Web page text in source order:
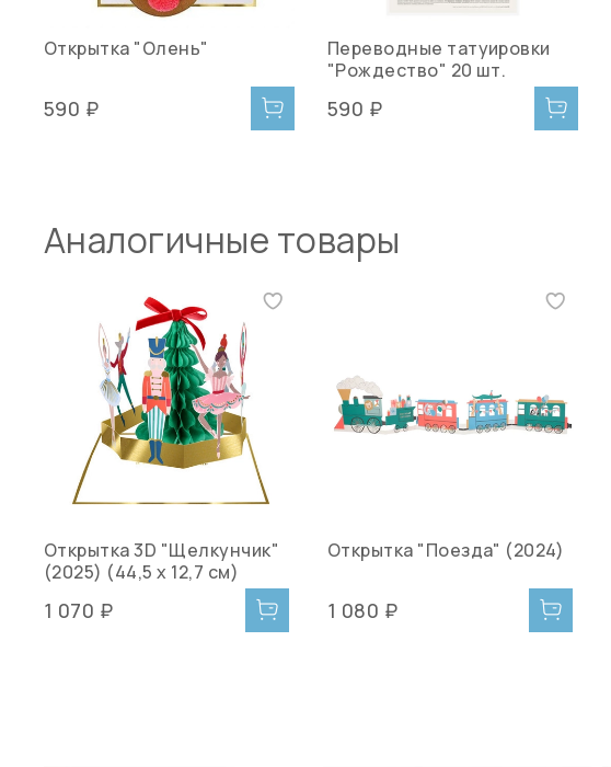
Открытка "Олень"
590 ₽
Переводные татуировки
"Рождество" 20 шт.
590 ₽
Аналогичные товары
Открытка 3D "Щелкунчик"
(2025) (44,5 х 12,7 см)
1 070 ₽
Открытка "Поезда" (2024)
1 080 ₽